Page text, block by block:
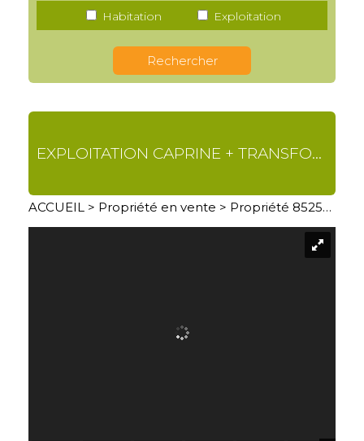
Habitation Exploitation
EXPLOITATION CAPRINE + TRANSFORMATION À LA FERME
ACCUEIL > Propriété en vente > Propriété 8525MT04